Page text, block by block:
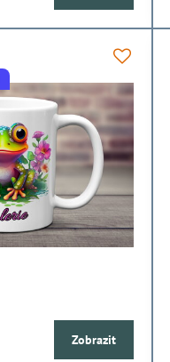
Zobrazit